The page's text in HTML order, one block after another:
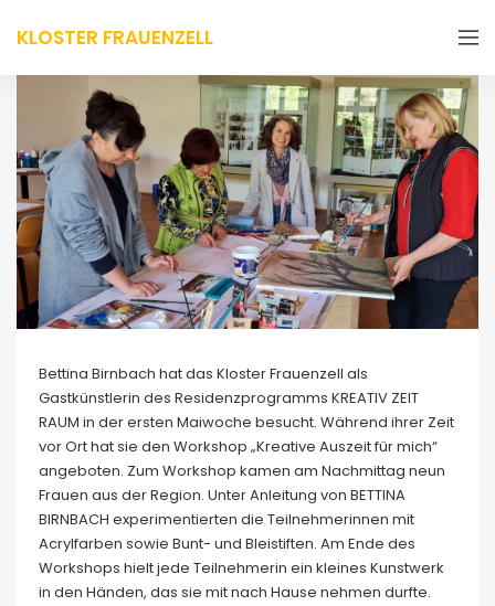
KLOSTER FRAUENZELL
Bettina Birnbach hat das Kloster Frauenzell als
Gastkünstlerin des Residenzprogramms KREATIV ZEIT
RAUM in der ersten Maiwoche besucht. Während ihrer Zeit
vor Ort hat sie den Workshop „Kreative Auszeit für mich“
angeboten. Zum Workshop kamen am Nachmittag neun
Frauen aus der Region. Unter Anleitung von BETTINA
BIRNBACH experimentierten die Teilnehmerinnen mit
Acrylfarben sowie Bunt- und Bleistiften. Am Ende des
Workshops hielt jede Teilnehmerin ein kleines Kunstwerk
in den Händen, das sie mit nach Hause nehmen durfte.